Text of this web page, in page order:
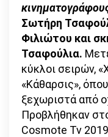
Σωτήρη
Φιλιώτου και
Τσαφούλια.
κύκλοι σειρών,
«Κάθαρσις»,
ξεχωριστά από
Προβλήθηκαν
Cosmote Tv